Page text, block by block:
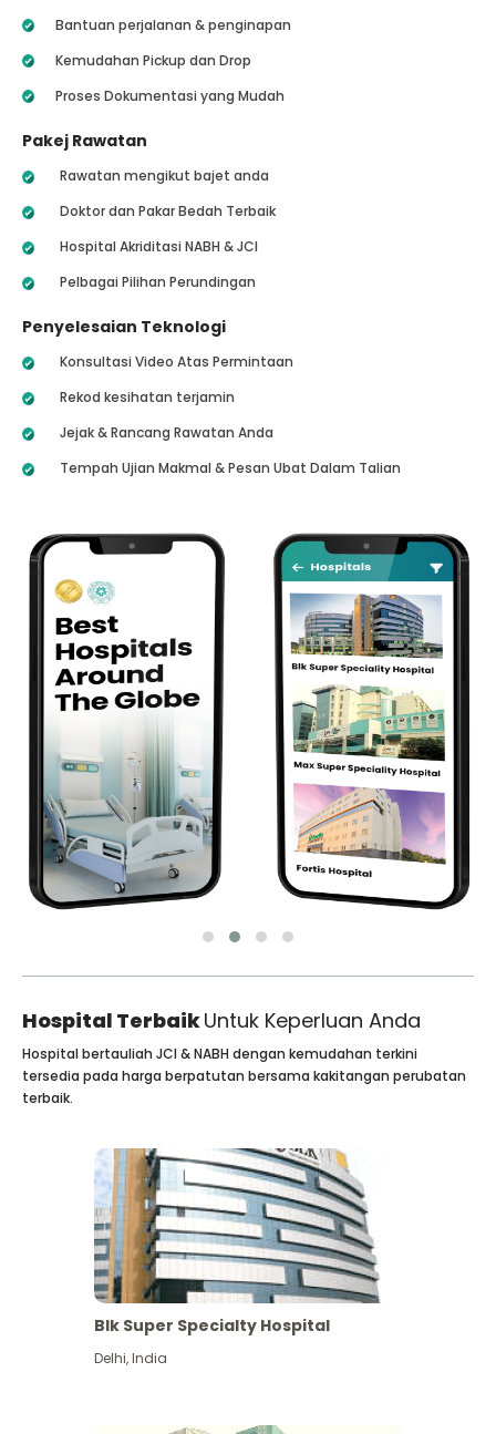
Bantuan perjalanan & penginapan
Kemudahan Pickup dan Drop
Proses Dokumentasi yang Mudah
Pakej Rawatan
Rawatan mengikut bajet anda
Doktor dan Pakar Bedah Terbaik
Hospital Akriditasi NABH & JCI
Pelbagai Pilihan Perundingan
Penyelesaian Teknologi
Konsultasi Video Atas Permintaan
Rekod kesihatan terjamin
Jejak & Rancang Rawatan Anda
Tempah Ujian Makmal & Pesan Ubat Dalam Talian
Hospital TerbaikUntuk Keperluan Anda
Hospital bertauliah JCI & NABH dengan kemudahan terkini
tersedia pada harga berpatutan bersama kakitangan perubatan
terbaik.
Blk Super Specialty Hospital
Delhi,India